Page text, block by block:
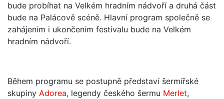
bude probíhat na Velkém hradním nádvoří a druhá část
bude na Palácově scéně. Hlavní program společně se
zahájením i ukončením festivalu bude na Velkém
hradním nádvoří.
Během programu se postupně představí šermířské
skupiny Adorea, legendy českého šermu Merlet,